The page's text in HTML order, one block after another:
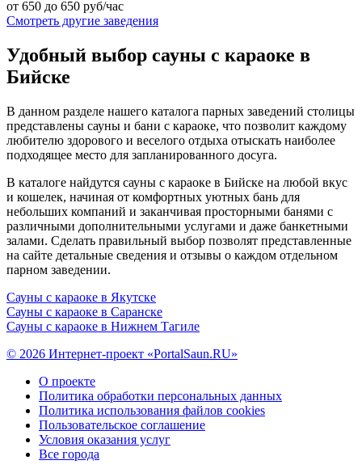
от 650 до 650 руб/час
Смотреть другие заведения
Удобный выбор сауны с караоке в
Бийске
В данном разделе нашего каталога парных заведений столицы
представлены сауны и бани с караоке, что позволит каждому
любителю здорового и веселого отдыха отыскать наиболее
подходящее место для запланированного досуга.
В каталоге найдутся сауны с караоке в Бийске на любой вкус
и кошелек, начиная от комфортных уютных бань для
небольших компаний и заканчивая просторными банями с
различными дополнительными услугами и даже банкетными
залами. Сделать правильный выбор позволят представленные
на сайте детальные сведения и отзывы о каждом отдельном
парном заведении.
Сауны с караоке в Якутске
Сауны с караоке в Саранске
Сауны с караоке в Нижнем Тагиле
© 2026 Интернет-проект «PortalSaun.RU»
О проекте
Политика обработки персональных данных
Политика использования файлов cookies
Пользовательское соглашение
Условия оказания услуг
Все города